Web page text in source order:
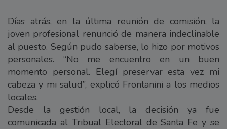
Días atrás, en la última reunión de comisión, la
joven profesional renunció de manera indeclinable
al puesto. Según pudo saberse, lo hizo por motivos
personales. “No me encuentro en un buen
momento personal. Elegí preservar esta vez mi
cabeza y mi salud”, explicó Frontanini a los medios
locales.
Desde la gestión local, la decisión ya fue
comunicada al Tribual Electoral de Santa Fe y se